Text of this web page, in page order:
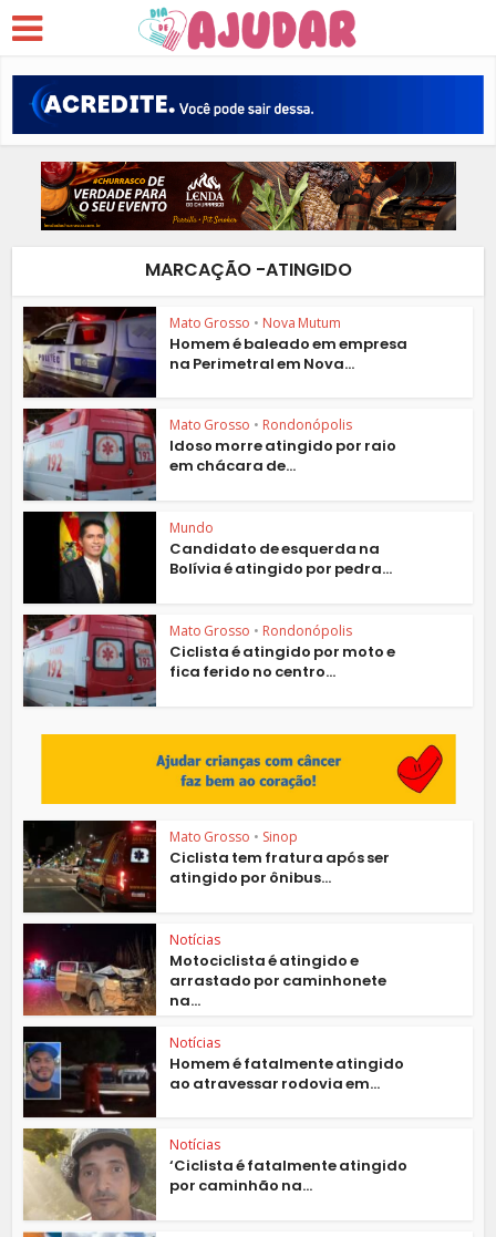
MARCAÇÃO -ATINGIDO
Mato Grosso • Nova Mutum
Homem é baleado em empresa
na Perimetral em Nova...
Mato Grosso • Rondonópolis
Idoso morre atingido por raio
em chácara de...
Mundo
Candidato de esquerda na
Bolívia é atingido por pedra...
Mato Grosso • Rondonópolis
Ciclista é atingido por moto e
fica ferido no centro...
Mato Grosso • Sinop
Ciclista tem fratura após ser
atingido por ônibus...
Notícias
Motociclista é atingido e
arrastado por caminhonete
na...
Notícias
Homem é fatalmente atingido
ao atravessar rodovia em...
Notícias
‘Ciclista é fatalmente atingido
por caminhão na...